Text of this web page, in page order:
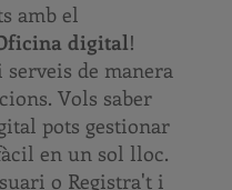
amb el
digital!
de manera
Vols saber
pots gestionar
en un sol lloc.
o Registra't i